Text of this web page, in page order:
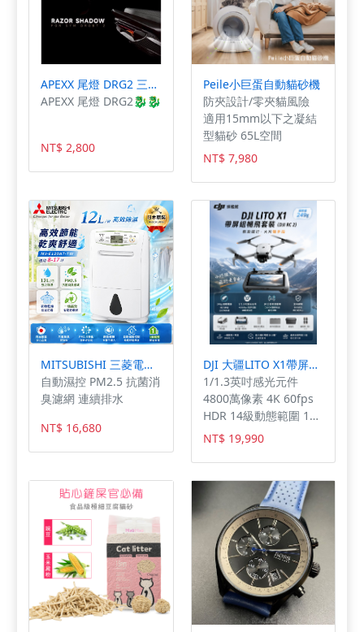
測試，待主子適應後可
以換純豆腐砂使用喔。
APEXX 尾燈 DRG2 三陽機車 SYM 曼巴 Jetsl
APEXX 尾燈 DRG2🐉🐉
NT$ 2,800
Peile小巨蛋自動貓砂機
防夾設計/零夾貓風險
適用15mm以下之凝結
型貓砂 65L空間
NT$ 7,980
MITSUBISHI 三菱電機12L 日本原裝高效節能除濕機(MJ-E120AT-TW)
自動濕控 PM2.5 抗菌消
臭濾網 連續排水
NT$ 16,680
DJI 大疆LITO X1帶屏組暢飛套裝(DJI RC 2)
1/1.3英吋感光元件
4800萬像素 4K 60fps
HDR 14級動態範圍 10
bit D-Log色彩模式
NT$ 19,990